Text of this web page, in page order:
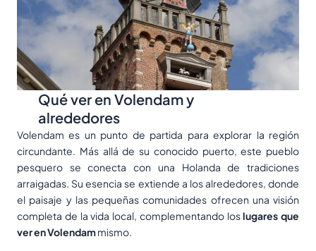
Qué ver en Volendam y
alrededores
Volendam es un punto de partida para explorar la región
circundante. Más allá de su conocido puerto, este pueblo
pesquero se conecta con una Holanda de tradiciones
arraigadas. Su esencia se extiende a los alrededores, donde
el paisaje y las pequeñas comunidades ofrecen una visión
completa de la vida local, complementando loslugares que
veren Volendammismo.